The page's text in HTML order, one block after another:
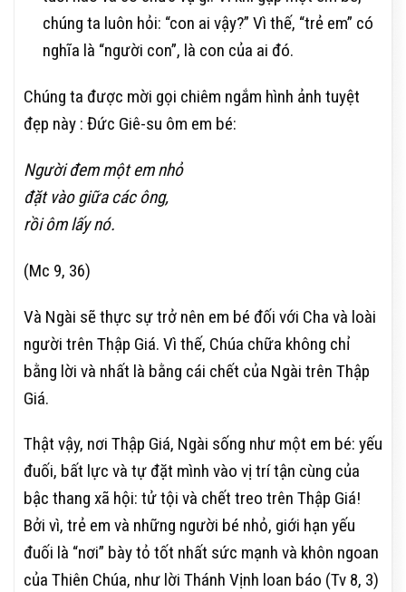
chúng ta luôn hỏi: “con ai vậy?” Vì thế, “trẻ em” có
nghĩa là “người con”, là con của ai đó.
Chúng ta được mời gọi chiêm ngắm hình ảnh tuyệt
đẹp này : Đức Giê-su ôm em bé:
Người đem một em nhỏ
đặt vào giữa các ông,
rồi ôm lấy nó.
(Mc 9, 36)
Và Ngài sẽ thực sự trở nên em bé đối với Cha và loài
người trên Thập Giá. Vì thế, Chúa chữa không chỉ
bằng lời và nhất là bằng cái chết của Ngài trên Thập
Giá.
Thật vậy, nơi Thập Giá, Ngài sống như một em bé: yếu
đuối, bất lực và tự đặt mình vào vị trí tận cùng của
bậc thang xã hội: tử tội và chết treo trên Thập Giá!
Bởi vì, trẻ em và những người bé nhỏ, giới hạn yếu
đuối là “nơi” bày tỏ tốt nhất sức mạnh và khôn ngoan
của Thiên Chúa, như lời Thánh Vịnh loan báo (Tv 8, 3)